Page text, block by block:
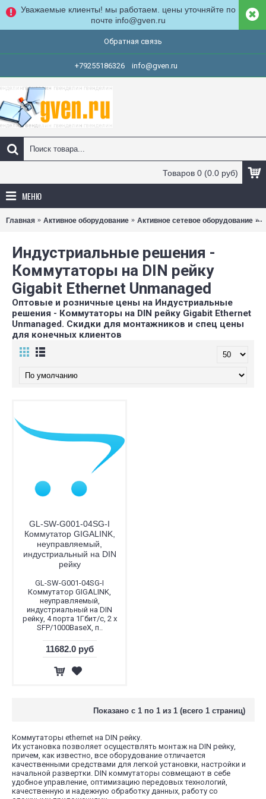
Уважаемые клиенты! мы работаем. цены уточняйте по
почте info@gven.ru
Обратная связь
+79255186326 info@gven.ru
Товаров 0 (0.0 руб)
МЕНЮ
Главная Активное оборудование Активное сетевое оборудование
Индустриальные решения -
Коммутаторы на DIN рейку
Gigabit Ethernet Unmanaged
Оптовые и розничные цены на Индустриальные
решения - Коммутаторы на DIN рейку Gigabit Ethernet
Unmanaged. Скидки для монтажников и спец цены
для конечных клиентов
GL-SW-G001-04SG-I
Коммутатор GIGALINK,
неуправляемый,
индустриальный на DIN
рейку
GL-SW-G001-04SG-I
Коммутатор GIGALINK,
неуправляемый,
индустриальный на DIN
рейку, 4 порта 1Гбит/с, 2 x
SFP/1000BaseX, п..
11682.0 руб
Показано с 1 по 1 из 1 (всего 1 страниц)
Коммутаторы ethernet на DIN рейку.
Их установка позволяет осуществлять монтаж на DIN рейку,
причем, как известно, все оборудование отличается
качественными средствами для легкой установки, настройки и
начальной развертки. DIN коммутаторы совмещают в себе
удобное управление, оптимизацию передовых технологий,
качественную и надежную обработку данных, работу со